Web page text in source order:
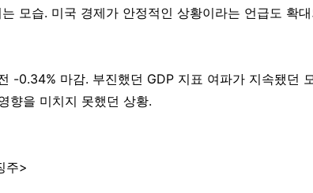
모습. 미국 경제가 안정적인 상황이라는 언급도 확
-0.34% 마감. 부진했던 GDP 지표 여파가 지속됐던
향을 미치지 못했던 상황.
주>